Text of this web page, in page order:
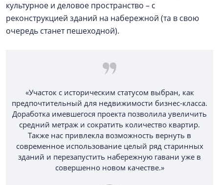
культурное и деловое пространство – с
реконструкцией зданий на набережной (та в свою
очередь станет пешеходной).
«Участок с историческим статусом выбран, как
предпочтительный для недвижимости бизнес-класса.
Доработка имевшегося проекта позволила увеличить
средний метраж и сократить количество квартир.
Также нас привлекла возможность вернуть в
современное использование целый ряд старинных
зданий и перезапустить набережную гавани уже в
совершенно новом качестве.»